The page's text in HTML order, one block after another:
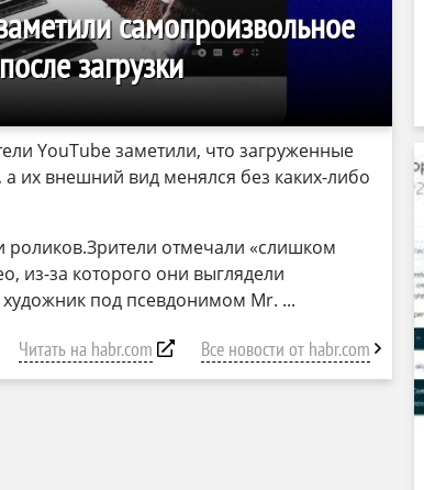
самопроизвольное
загрузки
YouTube заметили, что загруженные
их внешний вид менялся без каких-либо
роликов.Зрители отмечали «слишком
из-за которого они выглядели
под псевдонимом Mr.
Читать на habr.com Все новости от habr.com